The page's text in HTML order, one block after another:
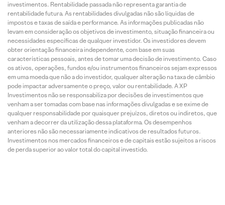
investimentos. Rentabilidade passada não representa garantia de
rentabilidade futura. As rentabilidades divulgadas não são líquidas de
impostos e taxas de saída e performance. As informações publicadas não
levam em consideração os objetivos de investimento, situação financeira ou
necessidades específicas de qualquer investidor. Os investidores devem
obter orientação financeira independente, com base em suas
características pessoais, antes de tomar uma decisão de investimento. Caso
os ativos, operações, fundos e/ou instrumentos financeiros sejam expressos
em uma moeda que não a do investidor, qualquer alteração na taxa de câmbio
pode impactar adversamente o preço, valor ou rentabilidade. A XP
Investimentos não se responsabiliza por decisões de investimentos que
venham a ser tomadas com base nas informações divulgadas e se exime de
qualquer responsabilidade por quaisquer prejuízos, diretos ou indiretos, que
venham a decorrer da utilização dessa plataforma. Os desempenhos
anteriores não são necessariamente indicativos de resultados futuros.
Investimentos nos mercados financeiros e de capitais estão sujeitos a riscos
de perda superior ao valor total do capital investido.